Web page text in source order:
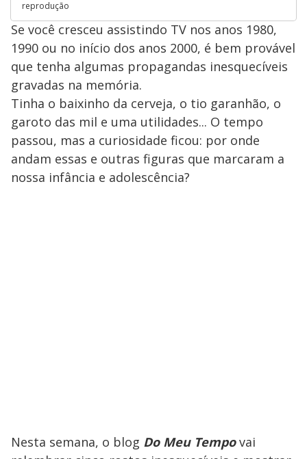
reprodução
Se você cresceu assistindo TV nos anos 1980,
1990 ou no início dos anos 2000, é bem provável
que tenha algumas propagandas inesquecíveis
gravadas na memória.
Tinha o baixinho da cerveja, o tio garanhão, o
garoto das mil e uma utilidades... O tempo
passou, mas a curiosidade ficou: por onde
andam essas e outras figuras que marcaram a
nossa infância e adolescência?
Nesta semana, o blog Do Meu Tempovai